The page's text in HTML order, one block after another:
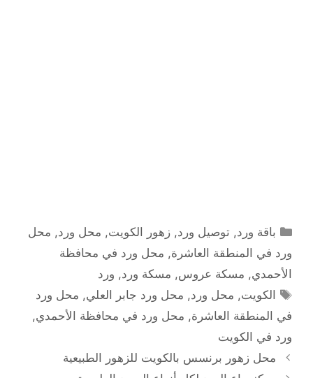
التصنيفات
باقة ورد,توصيل ورد,زهور الكويت, محل ورد, محل
ورد في المنطقة العاشرة, محل ورد في محافظة
الأحمدي, مسكة عروس, مسكة ورد, ورد
الوسوم
الكويت, محل ورد, محل ورد جابر العلي, محل ورد
في المنطقة العاشرة, محل ورد في محافظة الأحمدي,
ورد في الكويت
محل زهور برنسس بالكويت للزهور الطبيعية